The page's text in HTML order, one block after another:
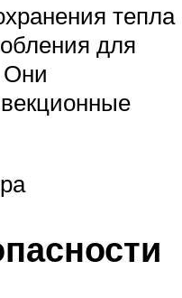
тепла
для
Они